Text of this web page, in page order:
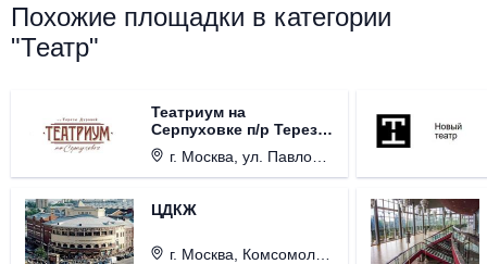
Похожие площадки в категории
"Театр"
Театриум на
Серпуховке п/р Терезы
Дуровой
г. Москва, ул. Павловская, д. 6.
ЦДКЖ
г. Москва, Комсомольская пл., д. 4.